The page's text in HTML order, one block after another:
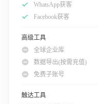
WhatsApp获客
Facebook获客
高级工具
全球企业库
数据导出(按需充值)
免费子账号
触达工具